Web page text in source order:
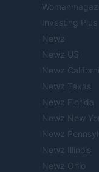
Investing Plus
Newz
Newz US
Newz
Newz Texas
Newz Florida
Newz New
Newz
Newz Illinois
Newz Ohio